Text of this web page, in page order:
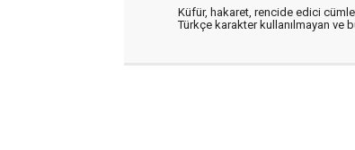
Küfür, hakaret, rencide edici
Türkçe karakter kullanılmayan ve